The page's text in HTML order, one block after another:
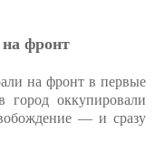
фронт
на фронт в первые
город оккупировали
— и сразу